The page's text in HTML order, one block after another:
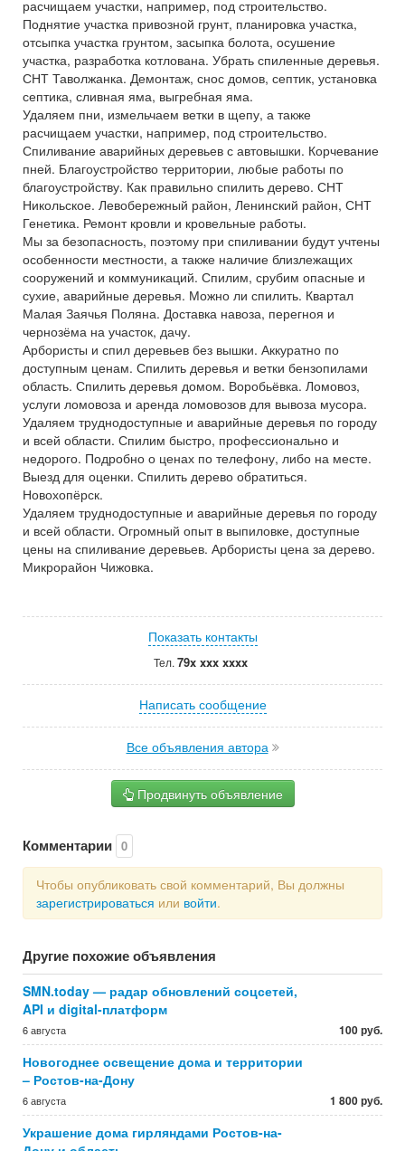
расчищаем участки, например, под строительство.
Поднятие участка привозной грунт, планировка участка,
отсыпка участка грунтом, засыпка болота, осушение
участка, разработка котлована. Убрать спиленные деревья.
СНТ Таволжанка. Демонтаж, снос домов, септик, установка
септика, сливная яма, выгребная яма.
Удаляем пни, измельчаем ветки в щепу, а также
расчищаем участки, например, под строительство.
Спиливание аварийных деревьев с автовышки. Корчевание
пней. Благоустройство территории, любые работы по
благоустройству. Как правильно спилить дерево. СНТ
Никольское. Левобережный район, Ленинский район, СНТ
Генетика. Ремонт кровли и кровельные работы.
Мы за безопасность, поэтому при спиливании будут учтены
особенности местности, а также наличие близлежащих
сооружений и коммуникаций. Спилим, срубим опасные и
сухие, аварийные деревья. Можно ли спилить. Квартал
Малая Заячья Поляна. Доставка навоза, перегноя и
чернозёма на участок, дачу.
Арбористы и спил деревьев без вышки. Аккуратно по
доступным ценам. Спилить деревья и ветки бензопилами
область. Спилить деревья домом. Воробьёвка. Ломовоз,
услуги ломовоза и аренда ломовозов для вывоза мусора.
Удаляем труднодоступные и аварийные деревья по городу
и всей области. Спилим быстро, профессионально и
недорого. Подробно о ценах по телефону, либо на месте.
Выезд для оценки. Спилить дерево обратиться.
Новохопёрск.
Удаляем труднодоступные и аварийные деревья по городу
и всей области. Огромный опыт в выпиловке, доступные
цены на спиливание деревьев. Арбористы цена за дерево.
Микрорайон Чижовка.
Показать контакты
Тел. 79x xxx xxxx
Написать сообщение
Все объявления автора
Продвинуть объявление
Комментарии 0
Чтобы опубликовать свой комментарий, Вы должны
зарегистрироваться или войти.
Другие похожие объявления
SMN.today — радар обновлений соцсетей,
API и digital-платформ
6 августа 100 руб.
Новогоднее освещение дома и территории
– Ростов-на-Дону
6 августа 1 800 руб.
Украшение дома гирляндами Ростов-на-